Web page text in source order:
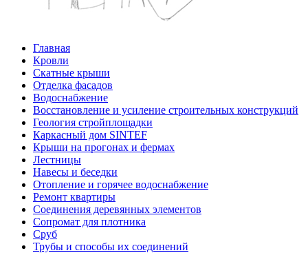
Главная
Кровли
Скатные крыши
Отделка фасадов
Водоснабжение
Восстановление и усиление строительных конструкций
Геология стройплощадки
Каркасный дом SINTEF
Крыши на прогонах и фермах
Лестницы
Навесы и беседки
Отопление и горячее водоснабжение
Ремонт квартиры
Соединения деревянных элементов
Сопромат для плотника
Сруб
Трубы и способы их соединений